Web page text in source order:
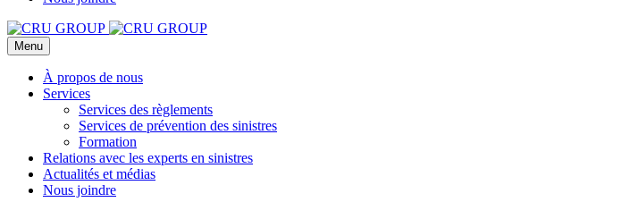
Menu
À propos de nous
Services
Services des règlements
Services de prévention des sinistres
Formation
Relations avec les experts en sinistres
Actualités et médias
Nous joindre